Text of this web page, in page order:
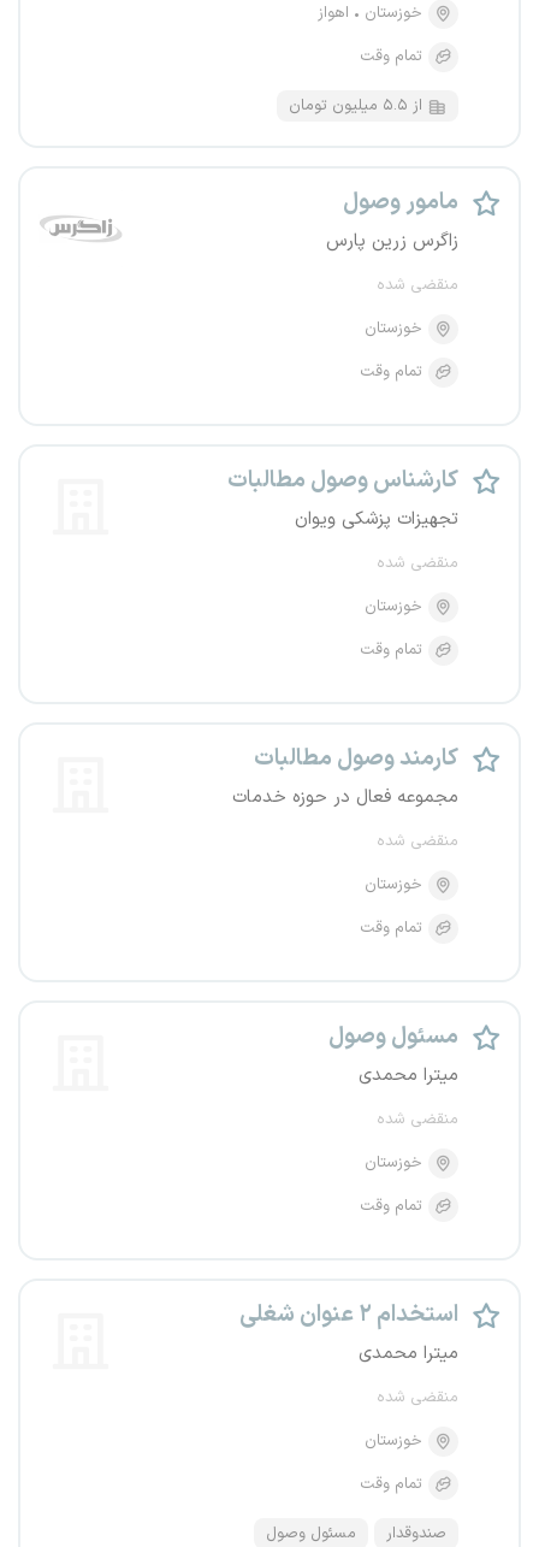
خوزستان
اهواز
تمام وقت
از ۵.۵ میلیون تومان
مامور وصول
زاگرس زرین پارس
منقضی شده
خوزستان
تمام وقت
کارشناس وصول مطالبات
تجهیزات پزشکی ویوان
منقضی شده
خوزستان
تمام وقت
کارمند وصول مطالبات
مجموعه فعال در حوزه خدمات
منقضی شده
خوزستان
تمام وقت
مسئول وصول
میترا محمدی
منقضی شده
خوزستان
تمام وقت
استخدام ۲ عنوان شغلی
میترا محمدی
منقضی شده
خوزستان
تمام وقت
صندوقدار مسئول وصول